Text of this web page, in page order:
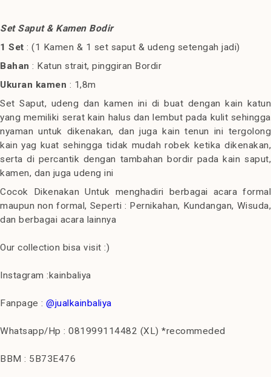
Set Saput & Kamen Bodir
1 Set : (1 Kamen & 1 set saput & udeng setengah jadi)
Bahan : Katun strait, pinggiran Bordir
Ukuran kamen : 1,8m
Set Saput, udeng dan kamen ini di buat dengan kain katun
yang memiliki serat kain halus dan lembut pada kulit sehingga
nyaman untuk dikenakan, dan juga kain tenun ini tergolong
kain yag kuat sehingga tidak mudah robek ketika dikenakan,
serta di percantik dengan tambahan bordir pada kain saput,
kamen, dan juga udeng ini
Cocok Dikenakan Untuk menghadiri berbagai acara formal
maupun non formal, Seperti : Pernikahan, Kundangan, Wisuda,
dan berbagai acara lainnya
Our collection bisa visit :)
Instagram :kainbaliya
Fanpage : @jualkainbaliya
Whatsapp/Hp : 081999114482 (XL) *recommeded
BBM : 5B73E476